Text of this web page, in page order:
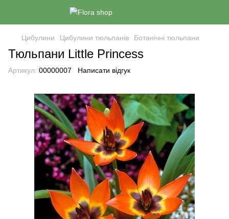
Цибулини Цибулини тюльпанів Ботанічні тюльпани
Тюльпани Little Princess
Артикул: 00000007 Написати відгук